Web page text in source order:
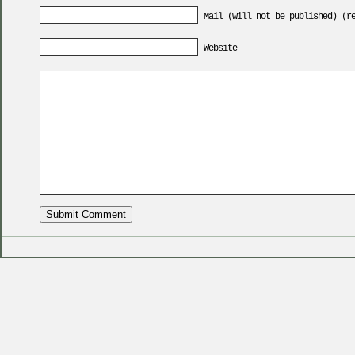
Mail (will not be published)
Website